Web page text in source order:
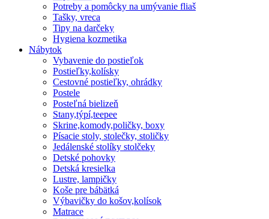
Potreby a pomôcky na umývanie fliaš
Tašky, vreca
Tipy na darčeky
Hygiena kozmetika
Nábytok
Vybavenie do postieľok
Postieľky,kolísky
Cestovné postieľky, ohrádky
Postele
Posteľná bielizeň
Stany,týpí,teepee
Skrine,komody,poličky, boxy
Písacie stoly, stolečky, stoličky
Jedálenské stolíky stolčeky
Detské pohovky
Detská kresielka
Lustre, lampičky
Koše pre bábätká
Výbavičky do košov,kolísok
Matrace